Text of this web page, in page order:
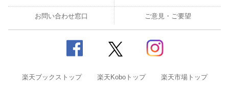
お問い合わせ窓口 ご意見・ご要望
楽天ブックストップ 楽天Koboトップ 楽天市場トップ